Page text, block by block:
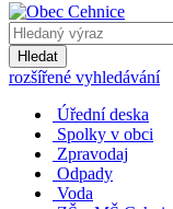
Hledat
rozšířené vyhledávání
Úřední deska
Spolky v obci
Zpravodaj
Odpady
Voda